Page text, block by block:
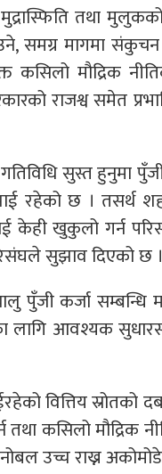
मुद्रास्फिति तथा
समग्र मागमा संकुचन
कसिलो मौद्रिक
राजश्व समेत
सुस्त हुनुमा
रहेको छ । तसर्थ
केही खुकुलो गर्न
सुझाव दिएको छ ।
पुँजी कर्जा सम्बन्धि
लागि आवश्यक
वित्तिय स्रोतको
तथा कसिलो मौद्रिक
उच्च राख्न